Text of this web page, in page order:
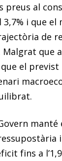
preus al
3,7% i que
de
que
el previst
fins a